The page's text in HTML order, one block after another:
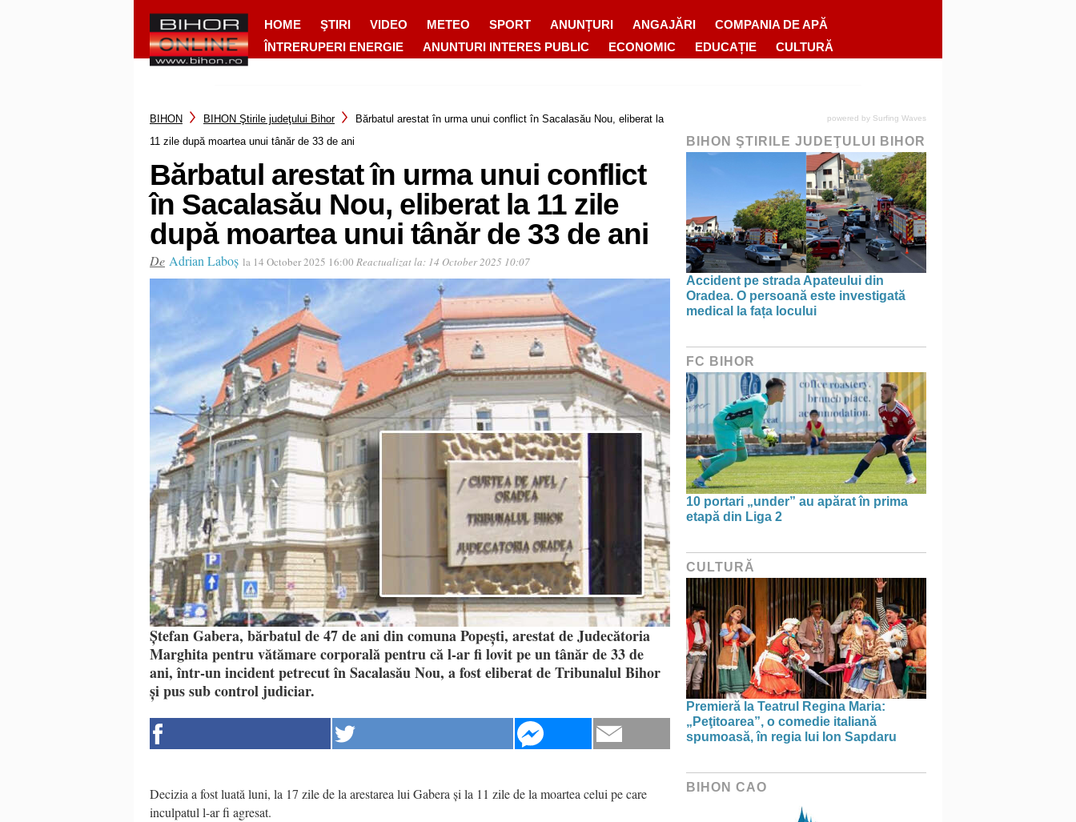
HOME ŞTIRI VIDEO METEO SPORT ANUNȚURI ANGAJĂRI
COMPANIA DE APĂ
ÎNTRERUPERI ENERGIE
ANUNTURI INTERES PUBLIC ECONOMIC EDUCAȚIE CULTURĂ
BIHON BIHON Ştirile judeţului Bihor
Bărbatul arestat în urma unui conflict în Sacalasău Nou, eliberat la
11 zile după moartea unui tânăr de 33 de ani
Bărbatul arestat în urma unui conflict
în Sacalasău Nou, eliberat la 11 zile
după moartea unui tânăr de 33 de ani
De Adrian Laboș la 14 October 2025 16:00 Reactualizat la: 14 October 2025 10:07
Ștefan Gabera, bărbatul de 47 de ani din comuna Popești, arestat de Judecătoria
Marghita pentru vătămare corporală pentru că l-ar fi lovit pe un tânăr de 33 de
ani, într-un incident petrecut în Sacalasău Nou, a fost eliberat de Tribunalul Bihor
și pus sub control judiciar.
Decizia a fost luată luni, la 17 zile de la arestarea lui Gabera și la 11 zile de la moartea celui pe care
inculpatul l-ar fi agresat.
powered by Surfing Waves
BIHON ŞTIRILE JUDEŢULUI BIHOR
Accident pe strada Apateului din
Oradea. O persoană este investigată
medical la fața locului
FC BIHOR
10 portari „under” au apărat în prima
etapă din Liga 2
CULTURĂ
Premieră la Teatrul Regina Maria:
„Peţitoarea”, o comedie italiană
spumoasă, în regia lui Ion Sapdaru
BIHON CAO